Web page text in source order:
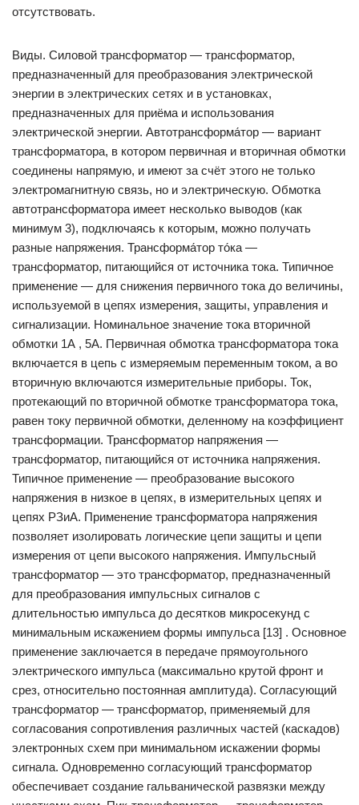
отсутствовать.
Виды. Силовой трансформатор — трансформатор,
предназначенный для преобразования электрической
энергии в электрических сетях и в установках,
предназначенных для приёма и использования
электрической энергии. Автотрансформа́тор — вариант
трансформатора, в котором первичная и вторичная обмотки
соединены напрямую, и имеют за счёт этого не только
электромагнитную связь, но и электрическую. Обмотка
автотрансформатора имеет несколько выводов (как
минимум 3), подключаясь к которым, можно получать
разные напряжения. Трансформа́тор то́ка —
трансформатор, питающийся от источника тока. Типичное
применение — для снижения первичного тока до величины,
используемой в цепях измерения, защиты, управления и
сигнализации. Номинальное значение тока вторичной
обмотки 1А , 5А. Первичная обмотка трансформатора тока
включается в цепь с измеряемым переменным током, а во
вторичную включаются измерительные приборы. Ток,
протекающий по вторичной обмотке трансформатора тока,
равен току первичной обмотки, деленному на коэффициент
трансформации. Трансформатор напряжения —
трансформатор, питающийся от источника напряжения.
Типичное применение — преобразование высокого
напряжения в низкое в цепях, в измерительных цепях и
цепях РЗиА. Применение трансформатора напряжения
позволяет изолировать логические цепи защиты и цепи
измерения от цепи высокого напряжения. Импульсный
трансформатор — это трансформатор, предназначенный
для преобразования импульсных сигналов с
длительностью импульса до десятков микросекунд с
минимальным искажением формы импульса [13] . Основное
применение заключается в передаче прямоугольного
электрического импульса (максимально крутой фронт и
срез, относительно постоянная амплитуда). Согласующий
трансформатор — трансформатор, применяемый для
согласования сопротивления различных частей (каскадов)
электронных схем при минимальном искажении формы
сигнала. Одновременно согласующий трансформатор
обеспечивает создание гальванической развязки между